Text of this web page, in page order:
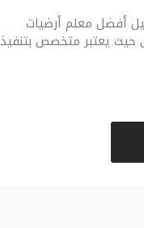
أفضل معلم أرضيات
يعتبر متخصص بتنفيذ